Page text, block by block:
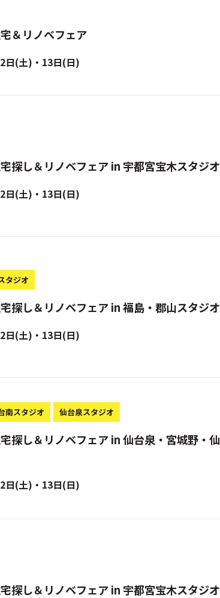
＆リノベフェア
日(土)・13日(日)
探し＆リノベフェア in 宇都宮宝木スタジオ
日(土)・13日(日)
タジオ
探し＆リノベフェア in 福島・郡山スタジオ
日(土)・13日(日)
南スタジオ 仙台泉スタジオ
探し＆リノベフェア in 仙台泉・宮城野・仙
日(土)・13日(日)
探し＆リノベフェア in 宇都宮宝木スタジオ